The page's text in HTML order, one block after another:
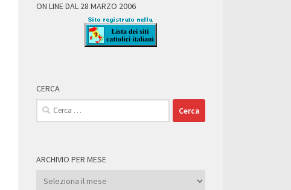
ON LINE DAL 28 MARZO 2006
CERCA
Ricerca
per:
ARCHIVIO PER MESE
Archivio